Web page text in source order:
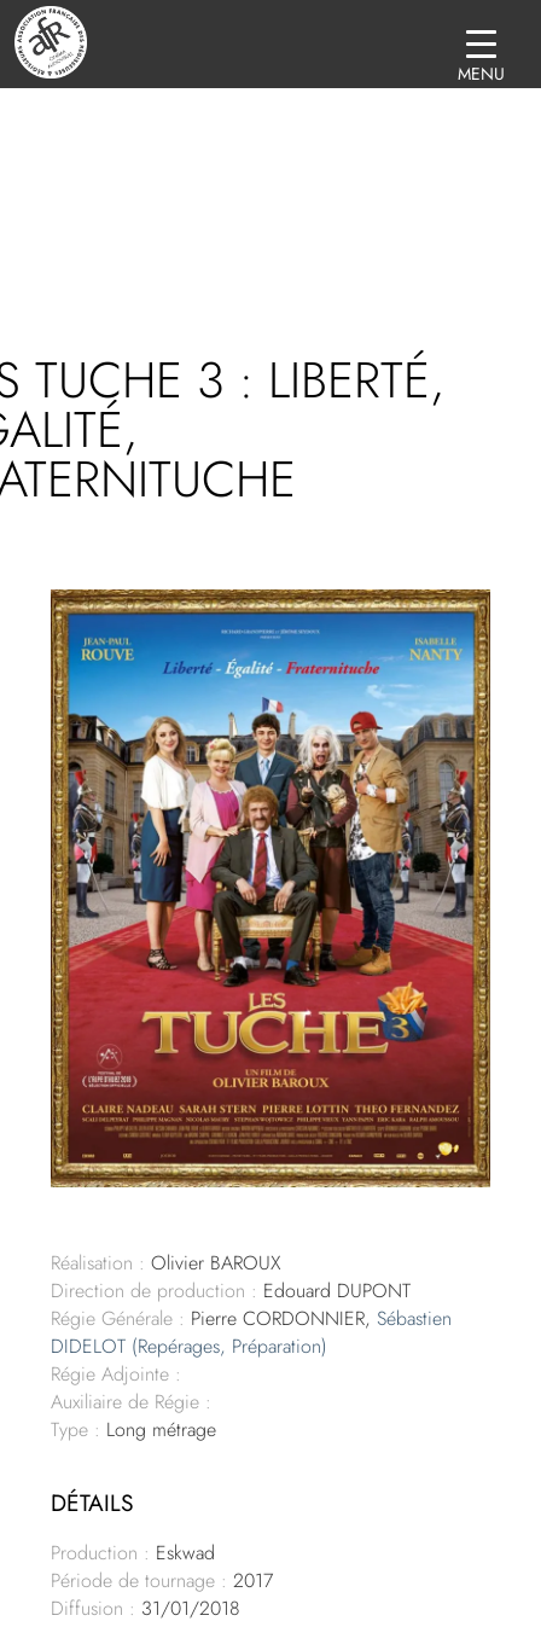
TUCHE 3 : LIBERTÉ,
Réalisation : Olivier BAROUX
Direction de production : Edouard DUPONT
Régie Générale : Pierre CORDONNIER, Sébastien
DIDELOT (Repérages, Préparation)
Régie Adjointe :
Auxiliaire de Régie :
Type : Long métrage
DÉTAILS
Production : Eskwad
Période de tournage : 2017
Diffusion : 31/01/2018
MENU